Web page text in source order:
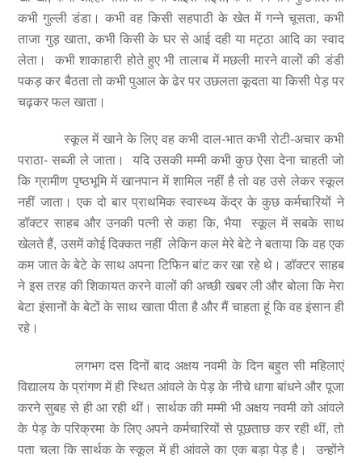
कभी गुल्ली डंडा। कभी वह किसी सहपाठी के खेत में गन्ने चूसता, कभी
ताजा गुड़ खाता, कभी किसी के घर से आई दही या मट्ठा आदि का स्वाद
लेता। कभी शाकाहारी होते हुए भी तालाब में मछली मारने वालों की डंडी
पकड़ कर बैठता तो कभी पुआल के ढेर पर उछलता कूदता या किसी पेड़ पर
चढ़कर फल खाता।
स्कूल में खाने के लिए वह कभी दाल-भात कभी रोटी-अचार कभी
पराठा- सब्जी ले जाता। यदि उसकी मम्मी कभी कुछ ऐसा देना चाहती जो
कि ग्रामीण पृष्ठभूमि में खानपान में शामिल नहीं है तो वह उसे लेकर स्कूल
नहीं जाता। एक दो बार प्राथमिक स्वास्थ्य केंद्र के कुछ कर्मचारियों ने
डॉक्टर साहब और उनकी पत्नी से कहा कि, भैया स्कूल में सबके साथ
खेलते हैं, उसमें कोई दिक्कत नहीं लेकिन कल मेरे बेटे ने बताया कि वह एक
कम जात के बेटे के साथ अपना टिफिन बांट कर खा रहे थे। डॉक्टर साहब
ने इस तरह की शिकायत करने वालों की अच्छी खबर ली और बोला कि मेरा
बेटा इंसानों के बेटों के साथ खाता पीता है और मैं चाहता हूं कि वह इंसान ही
रहे।
लगभग दस दिनों बाद अक्षय नवमी के दिन बहुत सी महिलाएं
विद्यालय के प्रांगण में ही स्थित आंवले के पेड़ के नीचे धागा बांधने और पूजा
करने सुबह से ही आ रही थीं। सार्थक की मम्मी भी अक्षय नवमी को आंवले
के पेड़ के परिक्रमा के लिए अपने कर्मचारियों से पूछताछ कर रही थीं, तो
पता चला कि सार्थक के स्कूल में ही आंवले का एक बड़ा पेड़ है। उन्होंने